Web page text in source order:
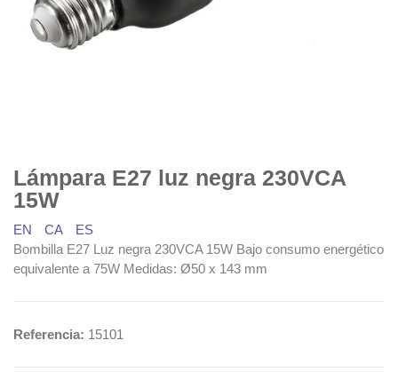
Lámpara E27 luz negra 230VCA
15W
EN CA
ES
Bombilla E27 Luz negra 230VCA 15W Bajo consumo energético
equivalente a 75W Medidas: Ø50 x 143 mm
Referencia: 15101